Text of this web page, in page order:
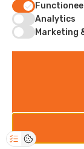
Staverhul 17
3888 MR, Uddel
Privacyverklaring
Disclaimer
Functioneel
Analytics
Marketing